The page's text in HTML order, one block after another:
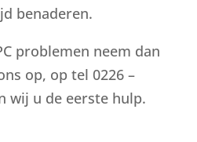
benaderen.
problemen neem dan
op, op tel 0226 –
wij u de eerste hulp.